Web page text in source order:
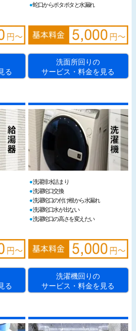
る
蛇口からポタポタと水漏れ
洗面所回りの
サービス・料金を見る
る
洗濯排水詰まり
洗濯蛇口交換
洗濯蛇口の付け根から水漏れ
洗濯蛇口水が出ない
洗濯蛇口の高さを変えたい
洗濯機回りの
サービス・料金を見る